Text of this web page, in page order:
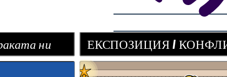
висока
кула
ни ЕКСПОЗИЦИЯ /